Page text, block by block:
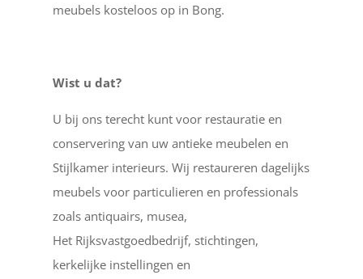
meubels kosteloos op in Bong.
Wist u dat?
U bij ons terecht kunt voor restauratie en
conservering van uw antieke meubelen en
Stijlkamer interieurs. Wij restaureren dagelijks
meubels voor particulieren en professionals
zoals antiquairs, musea,
Het Rijksvastgoedbedrijf, stichtingen,
kerkelijke instellingen en